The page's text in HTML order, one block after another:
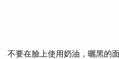
不要在臉上使用奶油，曬黑的